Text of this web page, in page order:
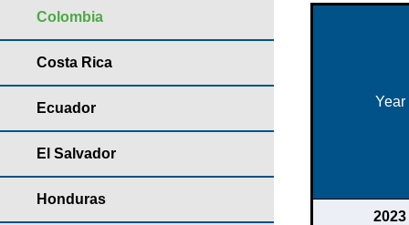
Colombia
Costa Rica
Ecuador
El Salvador
Honduras
Year
2023